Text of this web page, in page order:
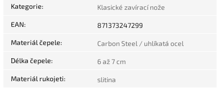
Kategorie: Klasické zavírací nože
EAN: 871373247299
Materiál čepele: Carbon Steel / uhlíkatá ocel
Délka čepele: 6 až 7 cm
Materiál rukojeti: slitina